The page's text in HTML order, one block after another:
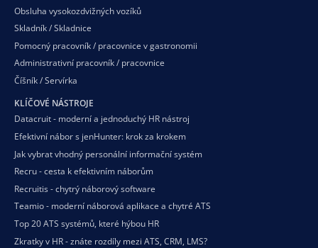
Obsluha vysokozdvižných vozíků
Skladník / Skladnice
Pomocný pracovník / pracovnice v gastronomii
Administrativní pracovník / pracovnice
Číšník / Servírka
KLÍČOVÉ NÁSTROJE
Datacruit - moderní a jednoduchý HR nástroj
Efektivní nábor s jenHunter: krok za krokem
Jak vybrat vhodný personální informační systém
Recru - cesta k efektivním náborům
Recruitis - chytrý náborový software
Teamio - moderní náborová aplikace a chytré ATS
Top 20 ATS systémů, které hýbou HR
Zkratky v HR - znáte rozdíly mezi ATS, CRM, LMS?